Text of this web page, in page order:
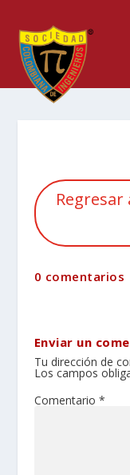
0 comentarios
Enviar un
Tu dirección de
Los campos
Comentario *